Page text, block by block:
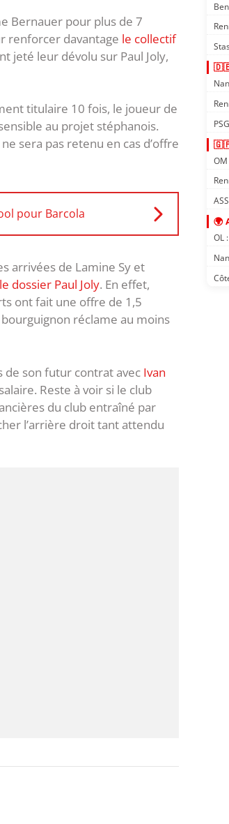
Bernauer pour plus de 7
renforcer davantage le collectif
jeté leur dévolu sur Paul Joly,
titulaire 10 fois, le joueur de
au projet stéphanois.
sera pas retenu en cas d’offre
pour Barcola
arrivées de Lamine Sy et
le dossier Paul Joly. En effet,
ont fait une offre de 1,5
réclame au moins
de son futur contrat avec Ivan
Reste à voir si le club
du club entraîné par
l’arrière droit tant attendu
🇩🇪
🇬🇵
🌍
OL